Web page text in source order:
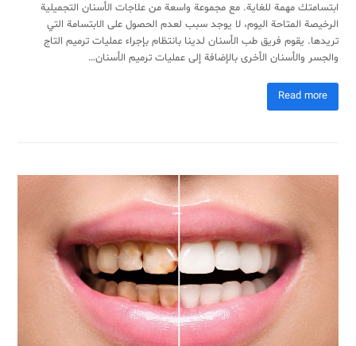
ابتسامتك مهمة للغاية. مع مجموعة واسعة من علاجات الأسنان التجميلية
الرخيصة المتاحة اليوم، لا يوجد سبب لعدم الحصول على الابتسامة التي
تريدها. يقوم فريق طب الأسنان لدينا بانتظام بإجراء عمليات ترميم التاج
والجسر والأسنان الأخرى بالإضافة إلى عمليات ترميم الأسنان…
Read more